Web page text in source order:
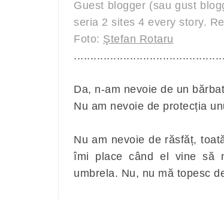
Guest blogger (sau gust
seria 2 sites 4 every story.
Foto: Ştefan Rotaru
Da, n-am nevoie de un
Nu am nevoie de protecția
Nu am nevoie de răsfăț,
îmi place când el vine să
umbrela. Nu, nu mă topesc